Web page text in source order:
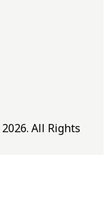
All Rights